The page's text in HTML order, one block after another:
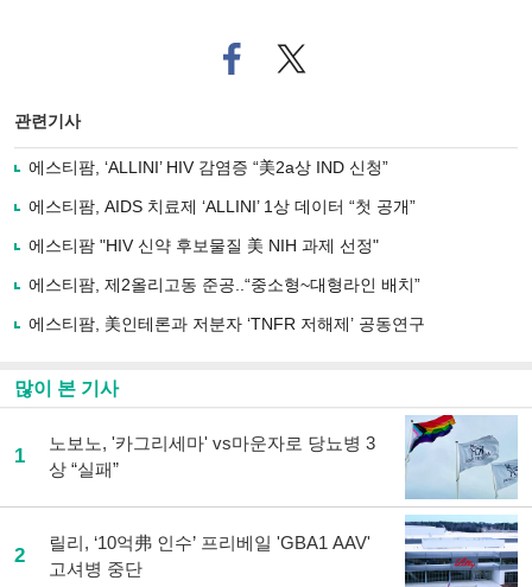
페
이
로
기
사
유
기
트위
터로
관련기사
에스티팜, ‘ALLINI’ HIV 감염증 “美2a상 IND 신청”
에스티팜, AIDS 치료제 ‘ALLINI’ 1상 데이터 “첫 공개”
에스티팜 "HIV 신약 후보물질 美 NIH 과제 선정"
에스티팜, 제2올리고동 준공..“중소형~대형라인 배치”
에스티팜, 美인테론과 저분자 ‘TNFR 저해제’ 공동연구
많이 본 기사
1
노보노, '카그리세마' vs마운자로 당뇨병 3
상 “실패”
2
릴리, ‘10억弗 인수’ 프리베일 'GBA1 AAV'
고셔병 중단